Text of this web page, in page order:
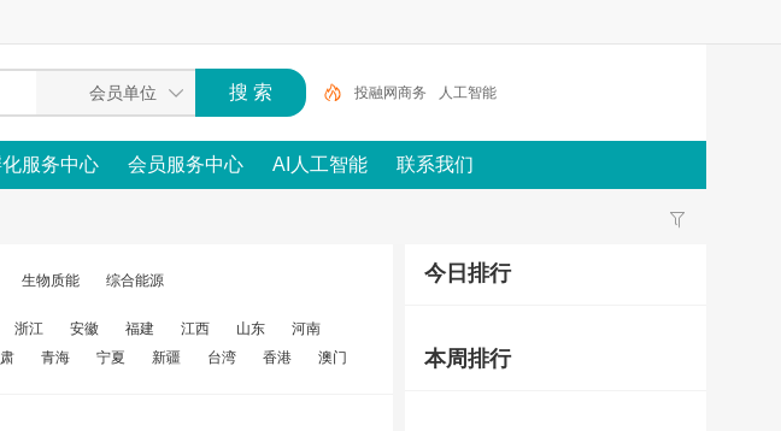
投融网商务 人工智能
化服务中心 会员服务中心 AI人工智能 联系我们
生物质能 综合能源
浙江 安徽 福建 江西 山东
河南
青海 宁夏 新疆 台湾 香港 澳门
今日排行
本周排行